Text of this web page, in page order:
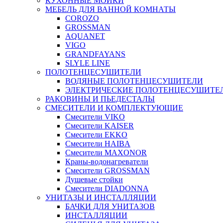
МЕБЕЛЬ ДЛЯ ВАННОЙ КОМНАТЫ
COROZO
GROSSMAN
AQUANET
VIGO
GRANDFAYANS
SLYLE LINE
ПОЛОТЕНЦЕСУШИТЕЛИ
ВОДЯНЫЕ ПОЛОТЕНЦЕСУШИТЕЛИ
ЭЛЕКТРИЧЕСКИЕ
РАКОВИНЫ И ПЬЕДЕСТАЛЫ
СМЕСИТЕЛИ И КОМПЛЕКТУЮЩИЕ
Смесители VIKO
Смесители KAISER
Смесители EKKO
Смесители HAIBA
Смесители MAXONOR
Краны-водонагреватели
Смесители GROSSMAN
Душевые стойки
Смесители DIADONNA
УНИТАЗЫ И ИНСТАЛЛЯЦИИ
БАЧКИ ДЛЯ УНИТАЗОВ
ИНСТАЛЛЯЦИИ